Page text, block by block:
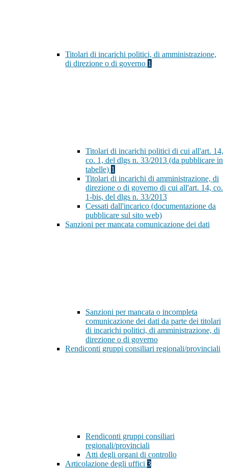
Titolari di incarichi politici, di amministrazione,
di direzione o di governo 1
Titolari di incarichi politici di cui all'art. 14,
co. 1, del dlgs n. 33/2013 (da pubblicare in
tabelle) 1
Titolari di incarichi di amministrazione, di
direzione o di governo di cui all'art. 14, co.
1-bis, del dlgs n. 33/2013
Cessati dall'incarico (documentazione da
pubblicare sul sito web)
Sanzioni per mancata comunicazione dei dati
Sanzioni per mancata o incompleta
comunicazione dei dati da parte dei titolari
di incarichi politici, di amministrazione, di
direzione o di governo
Rendiconti gruppi consiliari regionali/provinciali
Rendiconti gruppi consiliari
regionali/provinciali
Atti degli organi di controllo
Articolazione degli uffici 3